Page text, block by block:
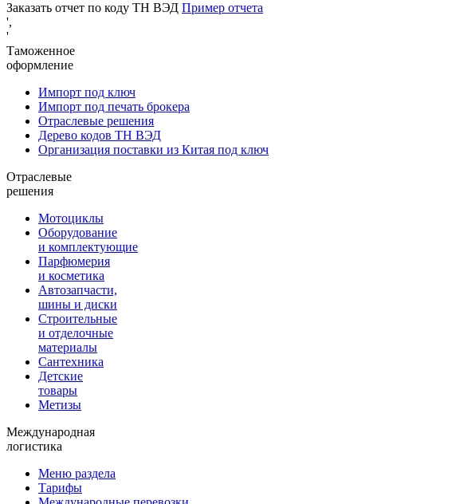
Заказать отчет по коду ТН ВЭД Пример отчета
',
'
Таможенное
оформление
Импорт под ключ
Импорт под печать брокера
Отраслевые решения
Дерево кодов ТН ВЭД
Организация поставки из Китая под ключ
Отраслевые
решения
Мотоциклы
Оборудование
и комплектующие
Парфюмерия
и косметика
Автозапчасти,
шины и диски
Строительные
и отделочные
материалы
Сантехника
Детские
товары
Метизы
Международная
логистика
Меню раздела
Тарифы